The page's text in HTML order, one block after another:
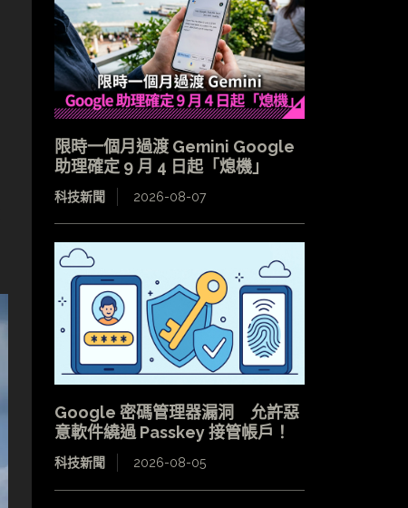
限時一個月過渡 Gemini Google
助理確定 9 月 4 日起「熄機」
科技新聞 2026-08-07
Google 密碼管理器漏洞 允許惡
意軟件繞過 Passkey 接管帳戶！
科技新聞 2026-08-05